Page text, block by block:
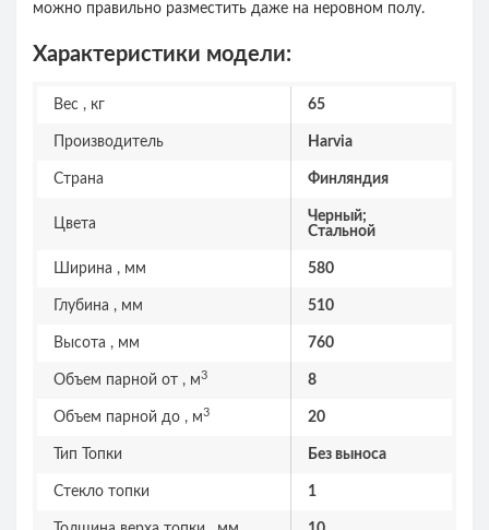
можно правильно разместить даже на неровном полу.
Характеристики модели:
Вес , кг 65
Производитель Harvia
Страна Финляндия
Цвета
Черный;
Стальной
Ширина , мм 580
Глубина , мм 510
Высота , мм 760
Объем парной от , м3 8
Объем парной до , м3 20
Тип Топки Без выноса
Стекло топки 1